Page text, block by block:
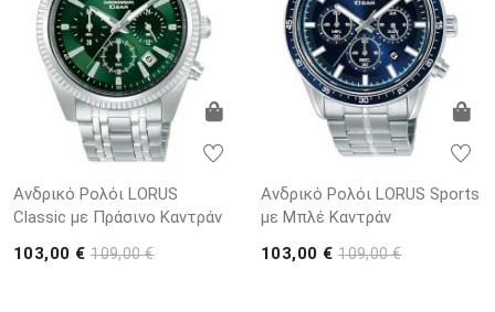
Ανδρικό Ρολόι LORUS
Classic με Πράσινο Καντράν
103,00 €109,00 €
Ανδρικό Ρολόι LORUS Sports
με Μπλέ Καντράν
103,00 €109,00 €